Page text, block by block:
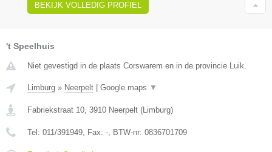
BEKIJK VOLLEDIG PROFIEL
't Speelhuis
Niet gevestigd in de plaats Corswarem en in de provincie Luik.
Limburg » Neerpelt Google maps ▼
Fabriekstraat 10, 3910 Neerpelt (Limburg)
Tel: 011/391949, Fax: -, BTW-nr: 0836701709